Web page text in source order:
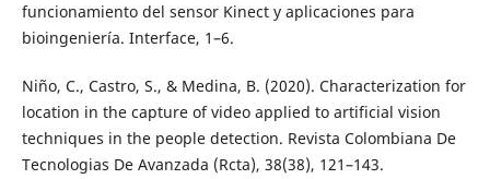
funcionamiento del sensor Kinect y aplicaciones para
bioingeniería. Interface, 1–6.
Niño, C., Castro, S., & Medina, B. (2020). Characterization for
location in the capture of video applied to artificial vision
techniques in the people detection. Revista Colombiana De
Tecnologias De Avanzada (Rcta), 38(38), 121–143.